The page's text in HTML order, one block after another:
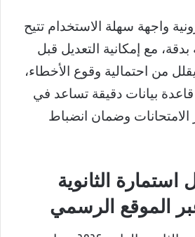
واجهة سهلة الاستخدام تتيح
بدقة، مع إمكانية التعديل قبل
من احتمالية وقوع الأخطاء،
قاعدة بيانات دقيقة تساعد في
الامتحانات وضمان انضباط
الثانوية